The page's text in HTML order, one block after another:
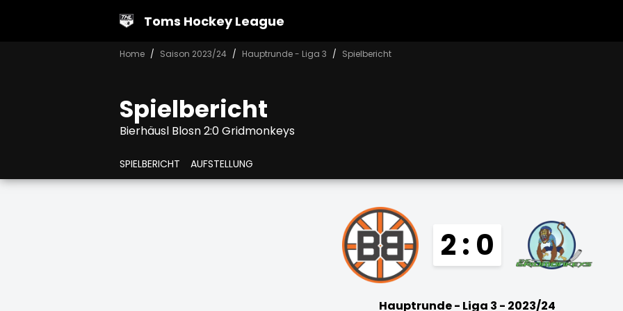
Toms Hockey League
Home Saison 2023/24 Hauptrunde - Liga 3 Spielbericht
Spielbericht
Bierhäusl Blosn 2:0 Gridmonkeys
SPIELBERICHT AUFSTELLUNG
2 : 0
Hauptrunde - Liga 3 - 2023/24